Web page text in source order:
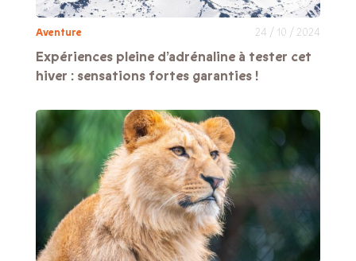
Aventure 24 / 10 / 2024
Expériences pleine d’adrénaline à tester cet
hiver : sensations fortes garanties !